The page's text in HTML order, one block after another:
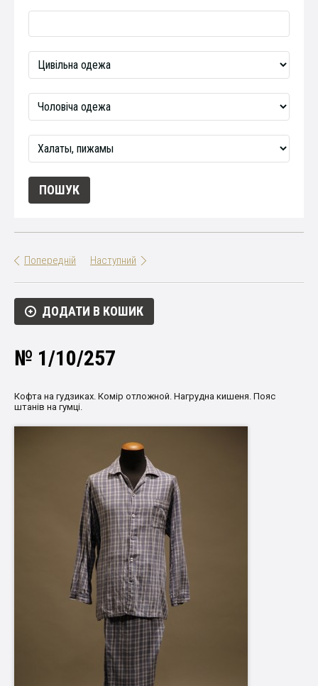
Попередній Наступний
ДОДАТИ В КОШИК
№ 1/10/257
Кофта на гудзиках. Комір отложной. Нагрудна кишеня. Пояс
штанів на гумці.